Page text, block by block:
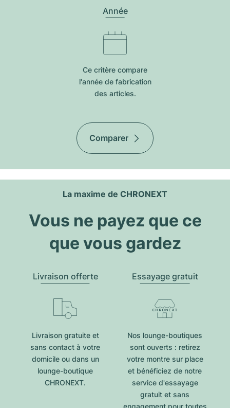
Année
Ce critère compare
l'année de fabrication
des articles.
Comparer
La maxime de CHRONEXT
Vous ne payez que ce
que vous gardez
Livraison offerte
Livraison gratuite et
sans contact à votre
domicile ou dans un
lounge-boutique
CHRONEXT.
Essayage gratuit
Nos lounge-boutiques
sont ouverts : retirez
votre montre sur place
et bénéficiez de notre
service d'essayage
gratuit et sans
engagement pour toutes